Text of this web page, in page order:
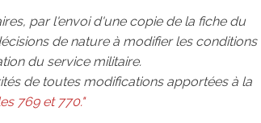
par l'envoi d'une copie de la fiche du
de nature à modifier les conditions
du service militaire.
de toutes modifications apportées à la
769 et 770."